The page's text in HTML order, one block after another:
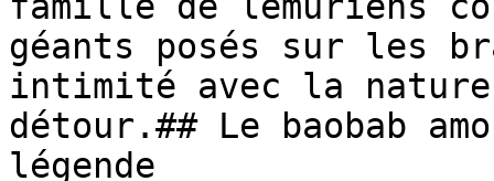
géants posés sur les
intimité avec la
détour.## Le baobab
légende